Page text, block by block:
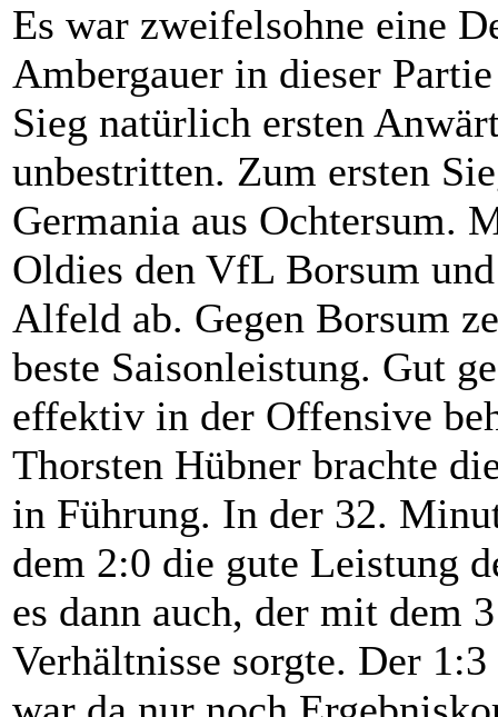
Es war zweifelsohne eine
Ambergauer in dieser
Sieg natürlich ersten
unbestritten. Zum ersten
Germania aus Ochtersum.
Oldies den VfL Borsum
Alfeld ab. Gegen Borsum
beste Saisonleistung. Gut
effektiv in der Offensive
Thorsten Hübner brachte
in Führung. In der 32.
dem 2:0 die gute Leistung
es dann auch, der mit dem
Verhältnisse sorgte. Der